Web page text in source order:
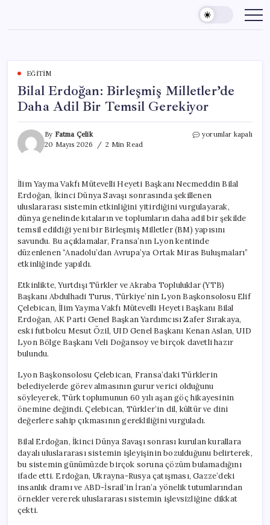
content
EĞITIM
Bilal Erdoğan: Birleşmiş Milletler’de
Daha Adil Bir Temsil Gerekiyor
By Fatma Çelik
20 Mayıs 2026
2 Min Read
Bilal
Adil
Bir
Temsil
Gerekiyor
yorumlar kapalı
İlim Yayma Vakfı Mütevelli Heyeti Başkanı Necmeddin Bilal
Erdoğan, İkinci Dünya Savaşı sonrasında şekillenen
uluslararası sistemin etkinliğini yitirdiğini vurgulayarak,
dünya genelinde kıtaların ve toplumların daha adil bir şekilde
temsil edildiği yeni bir Birleşmiş Milletler (BM) yapısını
savundu. Bu açıklamalar, Fransa’nın Lyon kentinde
düzenlenen “Anadolu’dan Avrupa’ya Ortak Miras Buluşmaları”
etkinliğinde yapıldı.
Etkinlikte, Yurtdışı Türkler ve Akraba Topluluklar (YTB)
Başkanı Abdulhadi Turus, Türkiye’nin Lyon Başkonsolosu Elif
Çelebican, İlim Yayma Vakfı Mütevelli Heyeti Başkanı Bilal
Erdoğan, AK Parti Genel Başkan Yardımcısı Zafer Sırakaya,
eski futbolcu Mesut Özil, UID Genel Başkanı Kenan Aslan, UID
Lyon Bölge Başkanı Veli Doğansoy ve birçok davetli hazır
bulundu.
Lyon Başkonsolosu Çelebican, Fransa’daki Türklerin
belediyelerde görev almasının gurur verici olduğunu
söyleyerek, Türk toplumunun 60 yılı aşan göç hikayesinin
önemine değindi. Çelebican, Türkler’in dil, kültür ve dini
değerlere sahip çıkmasının gerekliliğini vurguladı.
Bilal Erdoğan, İkinci Dünya Savaşı sonrası kurulan kurallara
dayalı uluslararası sistemin işleyişinin bozulduğunu belirterek,
bu sistemin günümüzde birçok soruna çözüm bulamadığını
ifade etti. Erdoğan, Ukrayna-Rusya çatışması, Gazze’deki
insanlık dramı ve ABD-İsrail’in İran’a yönelik tutumlarından
örnekler vererek uluslararası sistemin işlevsizliğine dikkat
çekti.